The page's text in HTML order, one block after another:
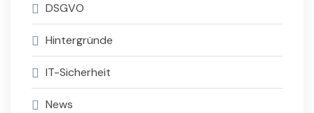
DSGVO
Hintergründe
IT-Sicherheit
News